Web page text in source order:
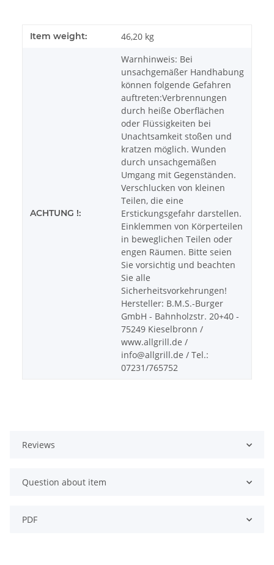
Item weight: 46,20 kg
ACHTUNG !:
Warnhinweis: Bei
unsachgemäßer Handhabung
können folgende Gefahren
auftreten:Verbrennungen
durch heiße Oberflächen
oder Flüssigkeiten bei
Unachtsamkeit stoßen und
kratzen möglich. Wunden
durch unsachgemäßen
Umgang mit Gegenständen.
Verschlucken von kleinen
Teilen, die eine
Erstickungsgefahr darstellen.
Einklemmen von Körperteilen
in beweglichen Teilen oder
engen Räumen. Bitte seien
Sie vorsichtig und beachten
Sie alle
Sicherheitsvorkehrungen!
Hersteller: B.M.S.-Burger
GmbH - Bahnholzstr. 20+40 -
75249 Kieselbronn /
www.allgrill.de /
info@allgrill.de / Tel.:
07231/765752
Reviews
Question about item
PDF